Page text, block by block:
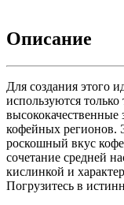
Описание
Для создания этого
используются
кофейных регионов.
роскошный вкус
сочетание средней
кислинкой и
Погрузитесь в